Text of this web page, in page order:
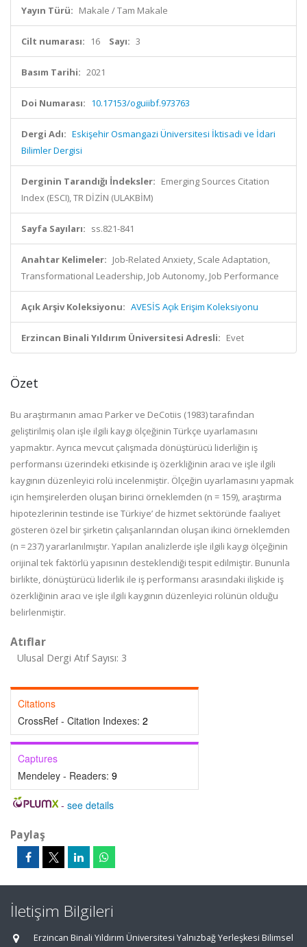
Yayın Türü: Makale / Tam Makale
Cilt numarası: 16 Sayı: 3
Basım Tarihi: 2021
Doi Numarası: 10.17153/oguiibf.973763
Dergi Adı: Eskişehir Osmangazi Üniversitesi İktisadi ve İdari
Bilimler Dergisi
Derginin Tarandığı İndeksler: Emerging Sources Citation
Index (ESCI), TR DİZİN (ULAKBİM)
Sayfa Sayıları: ss.821-841
Anahtar Kelimeler: Job-Related Anxiety, Scale Adaptation,
Transformational Leadership, Job Autonomy, Job Performance
Açık Arşiv Koleksiyonu: AVESİS Açık Erişim Koleksiyonu
Erzincan Binali Yıldırım Üniversitesi Adresli: Evet
Özet
Bu araştırmanın amacı Parker ve DeCotiis (1983) tarafından
geliştirilmiş olan işle ilgili kaygı ölçeğinin Türkçe uyarlamasını
yapmaktır. Ayrıca mevcut çalışmada dönüştürücü liderliğin iş
performansı üzerindeki etkisinde iş özerkliğinin aracı ve işle ilgili
kaygının düzenleyici rolü incelenmiştir. Ölçeğin uyarlamasını yapmak
için hemşirelerden oluşan birinci örneklemden (n = 159), araştırma
hipotezlerinin testinde ise Türkiye’ de hizmet sektöründe faaliyet
gösteren özel bir şirketin çalışanlarından oluşan ikinci örneklemden
(n = 237) yararlanılmıştır. Yapılan analizlerde işle ilgili kaygı ölçeğinin
orijinal tek faktörlü yapısının desteklendiği tespit edilmiştir. Bununla
birlikte, dönüştürücü liderlik ile iş performansı arasındaki ilişkide iş
özerkliğinin aracı ve işle ilgili kaygının düzenleyici rolünün olduğu
belirlenmiştir.
Atıflar
Ulusal Dergi Atıf Sayısı: 3
Citations
CrossRef - Citation Indexes: 2
Captures
Mendeley - Readers: 9
- see details
Paylaş
İletişim Bilgileri
Erzincan Binali Yıldırım Üniversitesi Yalnızbağ Yerleşkesi Bilimsel